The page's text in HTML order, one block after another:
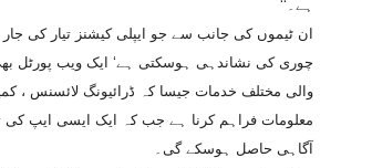
ہے۔‘‘
ان ٹیموں کی جانب سے جو ایپلی کیشنز تیار کی
چوری کی نشاندہی ہوسکتی ہے‘ ایک ویب پورٹل
والی مختلف خدمات جیسا کہ ڈرائیونگ لائسنس ،
معلومات فراہم کرنا ہے جب کہ ایک ایسی ایپ
آگاہی حاصل ہوسکے گی۔